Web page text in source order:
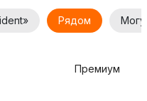
Рядом
Премиум